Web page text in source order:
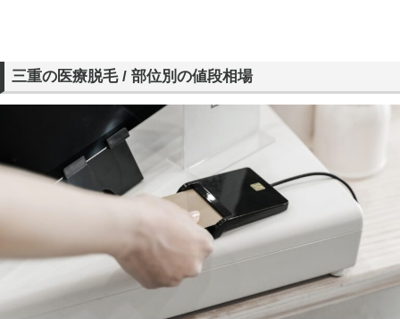
三重の医療脱毛 / 部位別の値段相場